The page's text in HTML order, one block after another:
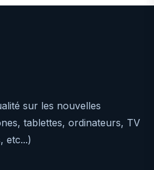
sur les nouvelles
tablettes, ordinateurs, TV
etc...)